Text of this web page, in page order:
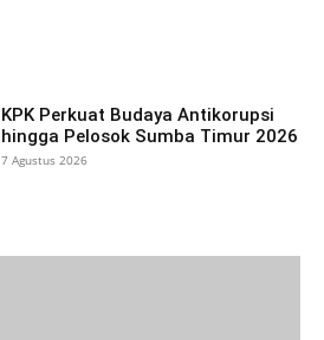
KPK Perkuat Budaya Antikorupsi
hingga Pelosok Sumba Timur 2026
7 Agustus 2026